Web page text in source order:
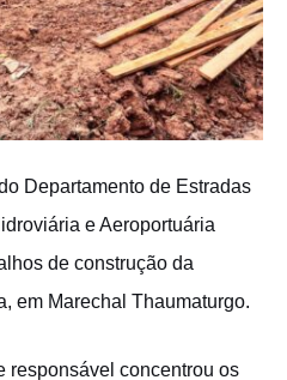
Departamento de Estradas
e Aeroportuária
de construção da
em Marechal Thaumaturgo.
responsável concentrou os